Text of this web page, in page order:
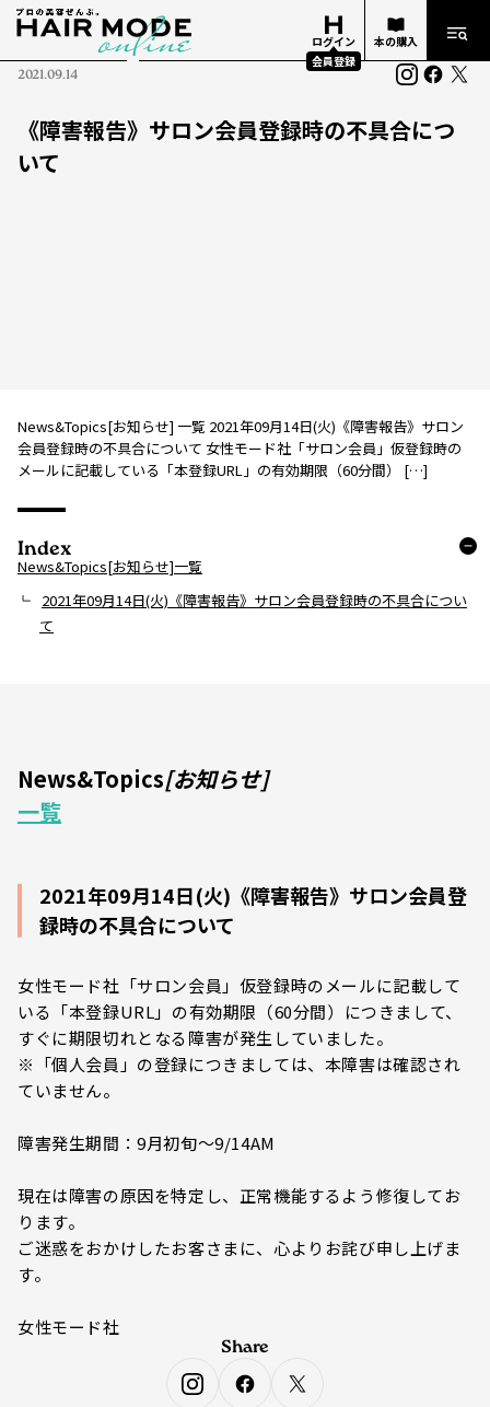
ログイン
会員登録
本の購入
2021.09.14
《障害報告》サロン会員登録時の不具合につ
いて
News&Topics[お知らせ] 一覧 2021年09月14日(火)《障害報告》サロン
会員登録時の不具合について 女性モード社「サロン会員」仮登録時の
メールに記載している「本登録URL」の有効期限（60分間） […]
Index
News&Topics[お知らせ]一覧
2021年09月14日(火)《障害報告》サロン会員登録時の不具合につい
て
News&Topics[お知らせ]
一覧
2021年09月14日(火)《障害報告》サロン会員登
録時の不具合について
女性モード社「サロン会員」仮登録時のメールに記載して
いる「本登録URL」の有効期限（60分間）につきまして、
すぐに期限切れとなる障害が発生していました。
※「個人会員」の登録につきましては、本障害は確認され
ていません。
障害発生期間：9月初旬〜9/14AM
現在は障害の原因を特定し、正常機能するよう修復してお
ります。
ご迷惑をおかけしたお客さまに、心よりお詫び申し上げま
す。
女性モード社
Share